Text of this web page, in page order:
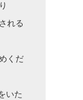
れる
くだ
いた